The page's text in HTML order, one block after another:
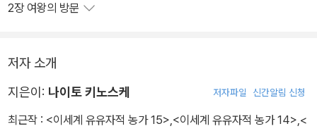
2장 여왕의 방문
저자 소개
지은이: 나이토 키노스케 저자파일 신간알림 신청
최근작 : <이세계 유유자적 농가 15> <이세계 유유자적 농가 14> <